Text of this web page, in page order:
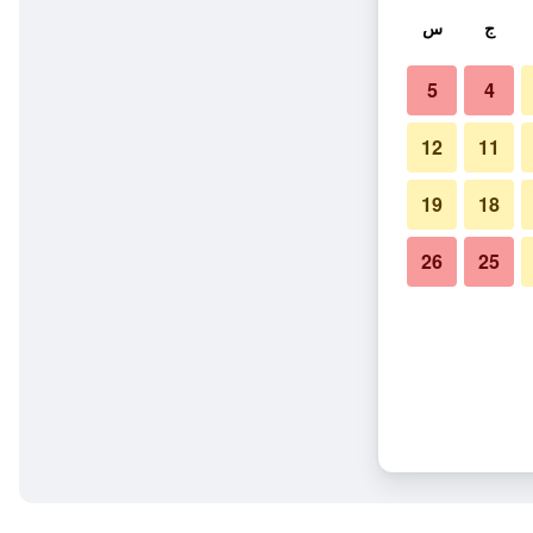
ج س
4
5
11
12
18
19
25
26